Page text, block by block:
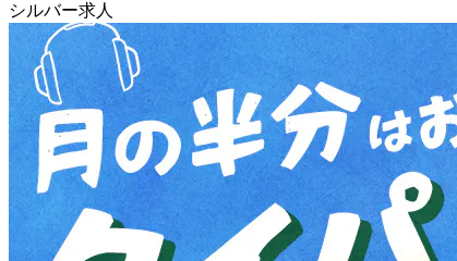
シルバー求人